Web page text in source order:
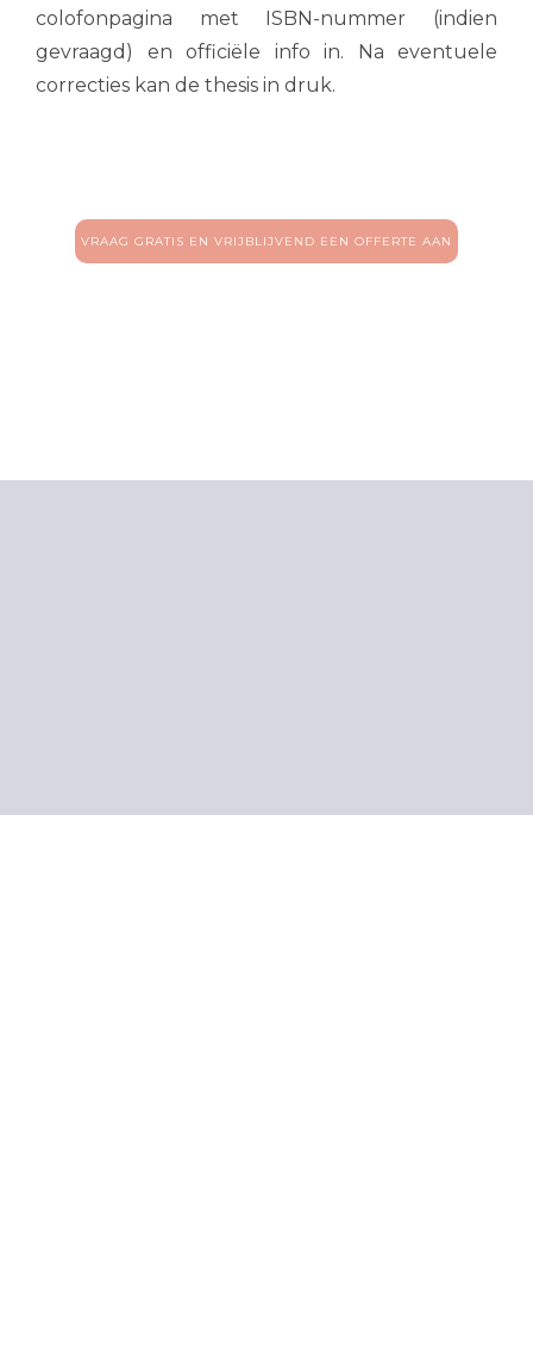
colofonpagina met ISBN-nummer (indien
gevraagd) en officiële info in. Na eventuele
correcties kan de thesis in druk.
VRAAG GRATIS EN VRIJBLIJVEND EEN OFFERTE AAN